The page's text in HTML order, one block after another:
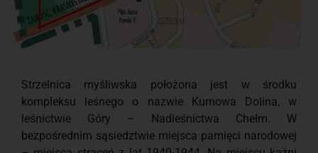
Strzelnica myśliwska położona jest w środku
kompleksu leśnego o nazwie Kumowa Dolina, w
leśnictwie Góry – Nadleśnictwa Chełm. W
bezpośrednim sąsiedztwie miejsca pamięci narodowej